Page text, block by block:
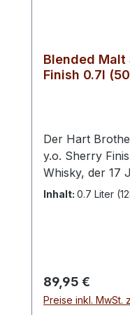
Blended Malt
Finish 0.7l
Der Hart
y.o. Sherry
Whisky, der 17
Alkoholgehalt
wird in einer
präsentiert,
Inhalt: 0.7 Liter
Regulärer Preis:
89,95 €
Preise inkl. MwSt.